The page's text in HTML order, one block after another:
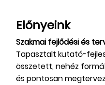
Előnyeink
Szakmai fejlődési és
Tapasztalt kutató-
összetett, nehéz
és pontosan